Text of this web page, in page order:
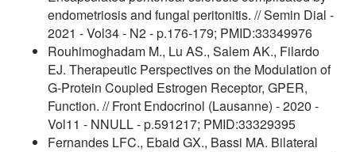
endometriosis and fungal peritonitis. // Semin Dial -
2021 - Vol34 - N2 - p.176-179; PMID:33349976
Rouhimoghadam M., Lu AS., Salem AK., Filardo
EJ. Therapeutic Perspectives on the Modulation of
G-Protein Coupled Estrogen Receptor, GPER,
Function. // Front Endocrinol (Lausanne) - 2020 -
Vol11 - NNULL - p.591217; PMID:33329395
Fernandes LFC., Ebaid GX., Bassi MA. Bilateral